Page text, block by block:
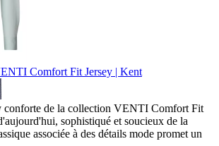
Comfort Fit Jersey | Kent
conforte de la collection VENTI Comfort Fit
sophistiqué et soucieux de la
associée à des détails mode promet un